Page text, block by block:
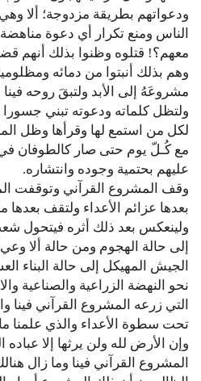
ودعواتهم بطريقة مزدوجة؛ ألا
الناس ومنع تكرار أي دعوة
معهم؟! قتلوه وظنوا بذلك أنهم
وهم بذلك أنبتوا من دمائه
مشروعَهُ إلى الأبد ولتبقَ روحه
ولتظل كلماته ودعوته تبني جسورا
لكل من استمع لها وقرأها وظل
مع كُـلّ يوم حتى صار كالطوفان
عليهم بحتمية وجوده وانتشاره.
وقف المشروع القرآني وتوقفت
بعدها عزائم الأعداء ولتقف
ولينعكس بعد ذلك أثره فيتحول
إلى حالة الهجوم ومن حالة ألا
الجيش المهيكل إلى حالة البناء
نحو النهضة الزراعية والصناعية
التي زرعه المشروع القرآني فينا
تحت سطوة الأعداء والذي علمنا
وإن الأرض لله ولن يرثها إلا عباده
المشروع القرآني فينا وما زال